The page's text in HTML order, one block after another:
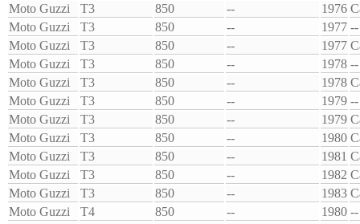
Moto Guzzi
T3 850 -- 1976
Moto Guzzi
T3 850 -- 1977 --
Moto Guzzi
T3 850 -- 1977
Moto Guzzi
T3 850 -- 1978 --
Moto Guzzi
T3 850 -- 1978
Moto Guzzi
T3 850 -- 1979 --
Moto Guzzi
T3 850 -- 1979
Moto Guzzi
T3 850 -- 1980
Moto Guzzi
T3 850 -- 1981
Moto Guzzi
T3 850 -- 1982
Moto Guzzi
T3 850 -- 1983
Moto Guzzi
T4 850 -- 1980 --